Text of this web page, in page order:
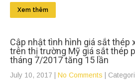
Xem thêm
Cập nhật tình hình giá sắt thép
trên thị trường Mỹ giá sắt thép
tháng 7/2017 tăng 15 lần
July 10, 2017 No Comments |